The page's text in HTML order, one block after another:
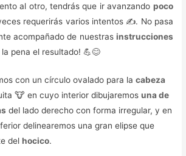
al otro, tendrás que ir avanzando poco
requerirás varios intentos ✍. No pasa
acompañado de nuestras instrucciones
pena el resultado! 💪😊
con un círculo ovalado para lacabeza
🐮 en cuyo interior dibujaremosuna de
del lado derecho con forma irregular, y en
delinearemos una gran elipse que
delhocico.